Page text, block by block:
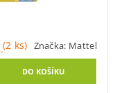
(2 ks) Značka: Mattel